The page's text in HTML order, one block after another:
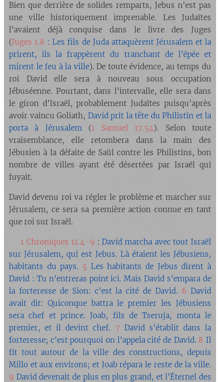
Bien que derrière de solides remparts, Jebus n'est pas
une ville historiquement imprenable. Les Judaïtes
l'avaient déjà conquise dans le livre des Juges
(Juges 1.8 :Les fils de Juda attaquèrent Jérusalem et la
prirent, ils la frappèrent du tranchant de l'épée et
mirent le feu à la ville). De toute évidence, au temps du
roi David elle sera à nouveau sous occupation
Jébuséenne. Pourtant, dans l'intervalle, elle sera dans
le giron d'Israël, probablement Judaïtes puisqu'après
avoir vaincu Goliath, David prit la tête du Philistin et la
porta à Jérusalem(1 Samuel 17.54). Selon toute
vraisemblance, elle retombera dans la main des
Jébusien à la défaite de Saül contre les Philistins, bon
nombre de villes ayant été désertées par Israël qui
fuyait.
David devenu roi va régler le problème et marcher sur
Jérusalem, ce sera sa première action connue en tant
que roi sur Israël.
1 Chroniques 11.4-9 :David marcha avec tout Israël
sur Jérusalem, qui est Jebus. Là étaient les Jébusiens,
habitants du pays. 5 Les habitants de Jebus dirent à
David : Tu n'entreras point ici. Mais David s'empara de
la forteresse de Sion: c'est la cité de David. 6 David
avait dit: Quiconque battra le premier les Jébusiens
sera chef et prince. Joab, fils de Tseruja, monta le
premier, et il devint chef. 7 David s'établit dans la
forteresse; c'est pourquoi on l'appela cité de David. 8 Il
fit tout autour de la ville des constructions, depuis
Millo et aux environs; et Joab répara le reste de la ville.
9 David devenait de plus en plus grand, et l'Éternel des